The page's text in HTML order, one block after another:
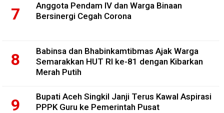
Anggota Pendam IV dan Warga Binaan
Bersinergi Cegah Corona
Babinsa dan Bhabinkamtibmas Ajak Warga
Semarakkan HUT RI ke-81 dengan Kibarkan
Merah Putih
Bupati Aceh Singkil Janji Terus Kawal Aspirasi
PPPK Guru ke Pemerintah Pusat